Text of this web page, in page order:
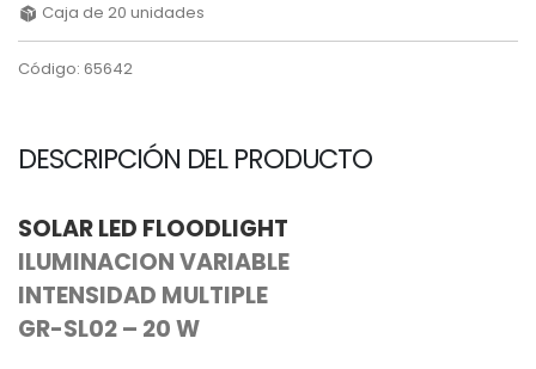
Caja de 20 unidades
Código: 65642
DESCRIPCIÓN DEL PRODUCTO
SOLAR LED FLOODLIGHT
ILUMINACION VARIABLE
INTENSIDAD MULTIPLE
GR-SL02 – 20 W